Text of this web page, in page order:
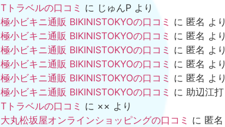
Tトラベルの口コミ に じゅんP より
極小ビキニ通販 BIKINISTOKYOの口コミ に 匿名 より
極小ビキニ通販 BIKINISTOKYOの口コミ に 匿名 より
極小ビキニ通販 BIKINISTOKYOの口コミ に 匿名 より
極小ビキニ通販 BIKINISTOKYOの口コミ に 匿名 より
極小ビキニ通販 BIKINISTOKYOの口コミ に 匿名 より
極小ビキニ通販 BIKINISTOKYOの口コミ に 助辺江打
Tトラベルの口コミ に ×× より
大丸松坂屋オンラインショッピングの口コミ に 匿名